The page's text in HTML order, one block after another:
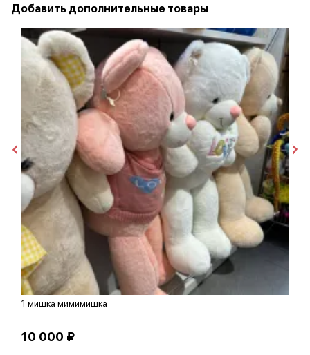
Добавить дополнительные товары
1 мишка мимимишка
10 000 ₽